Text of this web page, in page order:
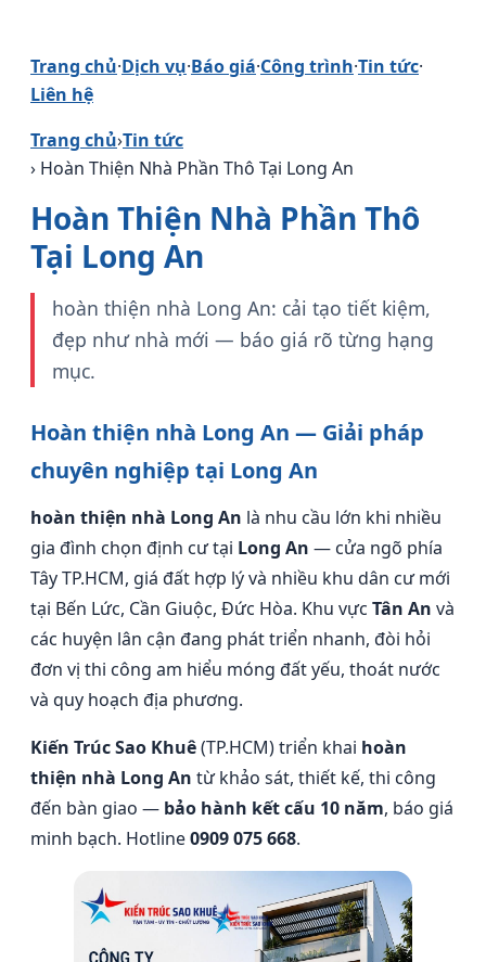
Trang chủ·Dịch vụ·Báo giá·Công trình·Tin tức·
Liên hệ
Trang chủ›Tin tức
› Hoàn Thiện Nhà Phần Thô Tại Long An
Hoàn Thiện Nhà Phần Thô
Tại Long An
hoàn thiện nhà Long An: cải tạo tiết kiệm,
đẹp như nhà mới — báo giá rõ từng hạng
mục.
Hoàn thiện nhà Long An — Giải pháp
chuyên nghiệp tại Long An
hoàn thiện nhà Long An là nhu cầu lớn khi nhiều
gia đình chọn định cư tại Long An — cửa ngõ phía
Tây TP.HCM, giá đất hợp lý và nhiều khu dân cư mới
tại Bến Lức, Cần Giuộc, Đức Hòa. Khu vực Tân An và
các huyện lân cận đang phát triển nhanh, đòi hỏi
đơn vị thi công am hiểu móng đất yếu, thoát nước
và quy hoạch địa phương.
Kiến Trúc Sao Khuê(TP.HCM) triển khai hoàn
thiện nhà Long An từ khảo sát, thiết kế, thi công
đến bàn giao — bảo hành kết cấu 10 năm, báo giá
minh bạch. Hotline0909 075 668.